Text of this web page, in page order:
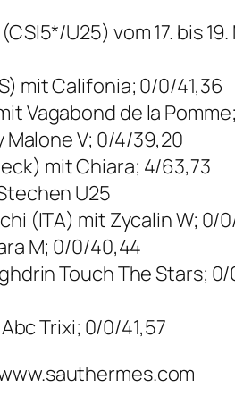
U25) vom 17. bis 19.
mit Califonia; 0/0/41,36
Vagabond de la
Malone V; 0/4/39,20
mit Chiara; 4/63,73
U25
(ITA) mit Zycalin W; 0/
M; 0/0/40,44
Touch The Stars;
Trixi; 0/0/41,57